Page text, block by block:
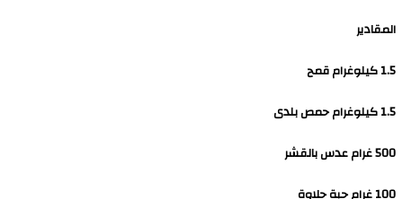
المقادير
1.5 كيلوغرام قمح
1.5 كيلوغرام حمص بلدى
500 غرام عدس بالقشر